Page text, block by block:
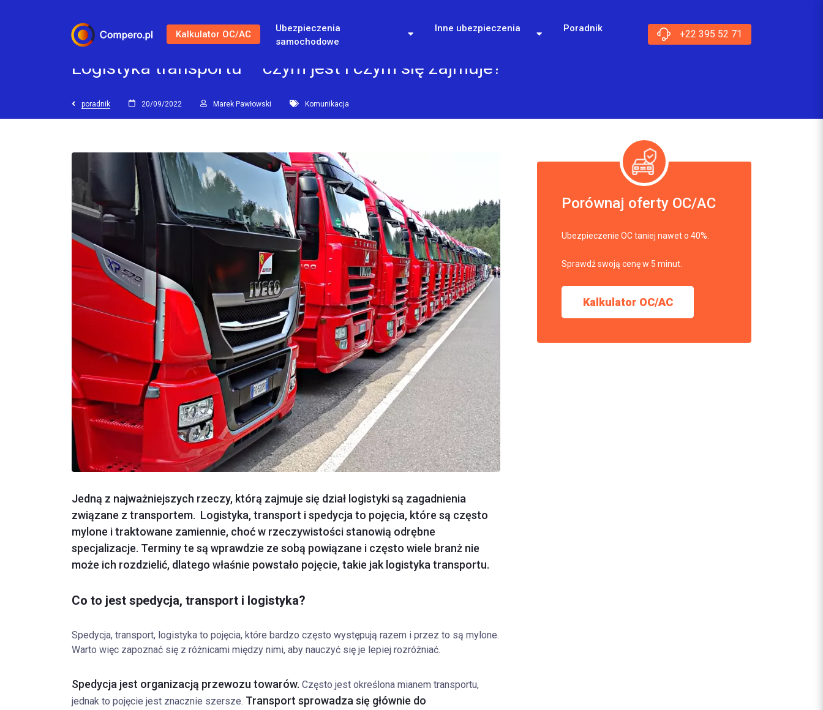
Kalkulator OC/AC
Ubezpieczenia
samochodowe
Inne ubezpieczenia Poradnik +22 395 52 71
Logistyka transportu – czym jest i czym się zajmuje?
poradnik 20/09/2022 Marek Pawłowski Komunikacja
Jedną z najważniejszych rzeczy, którą zajmuje się dział logistyki są zagadnienia
związane z transportem. Logistyka, transport i spedycja to pojęcia, które są często
mylone i traktowane zamiennie, choć w rzeczywistości stanowią odrębne
specjalizacje. Terminy te są wprawdzie ze sobą powiązane i często wiele branż nie
może ich rozdzielić, dlatego właśnie powstało pojęcie, takie jak logistyka transportu.
Co to jest spedycja, transport i logistyka?
Spedycja, transport, logistyka to pojęcia, które bardzo często występują razem i przez to są mylone.
Warto więc zapoznać się z różnicami między nimi, aby nauczyć się je lepiej rozróżniać.
Spedycja jest organizacją przewozu towarów. Często jest określona mianem transportu,
jednak to pojęcie jest znacznie szersze. Transport sprowadza się głównie do
Porównaj oferty OC/AC
Ubezpieczenie OC taniej nawet o 40%.
Sprawdź swoją cenę w 5 minut.
Kalkulator OC/AC